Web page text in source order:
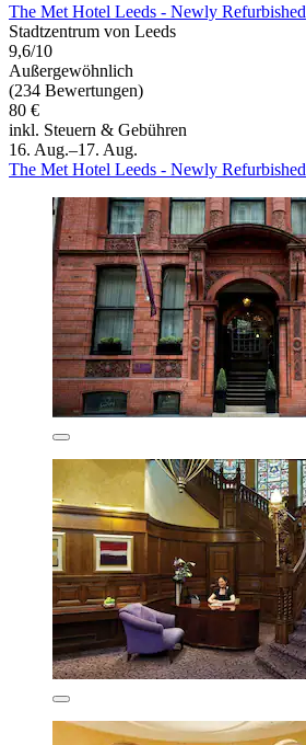
The Met Hotel Leeds - Newly Refurbished
Stadtzentrum von Leeds
9,6/10
Außergewöhnlich
(234 Bewertungen)
80 €
inkl. Steuern & Gebühren
16. Aug.–17. Aug.
The Met Hotel Leeds - Newly Refurbished